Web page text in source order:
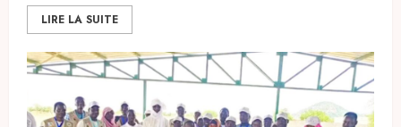
LIRE LA SUITE